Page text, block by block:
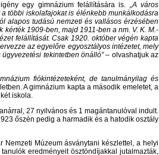
egy gimnázium felállítására is. „A város
többi iskolafajokat is élénkebb munkálkodásra
alapos tudású nemzeti és vallásos érzésében
1909-ben, majd 1911-ben a nm. V. K. M.-
felállítását. Csak 1920. október végén kapta
az egyelőre egyosztályos intézetet, mely
tekintetben önálló”– olvashatjuk az
fiókintézeteként, de tanulmányilag és
A gimnázium kapta a második emeletet, a
iskola.
27 nyilvános és 1 magántanulóval indult.
őszén pedig a harmadik és a hatodik osztály
Múzeum ásványtani készlettel, a helyi
eredményeit ösztöndíjakkal jutalmazták,